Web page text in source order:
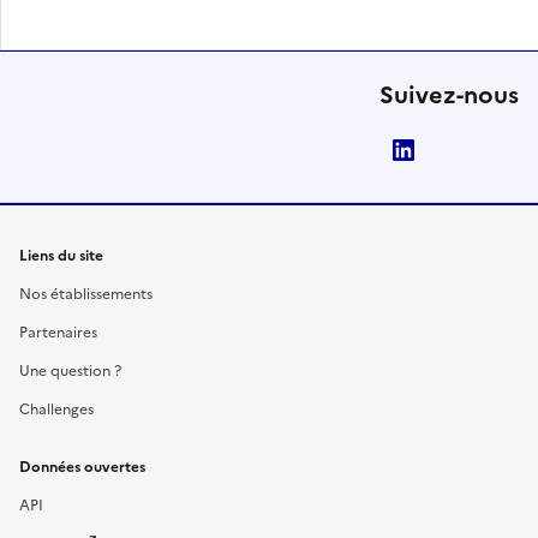
Suivez-nous
Liens du site
Nos établissements
Partenaires
Une question ?
Challenges
Données ouvertes
API